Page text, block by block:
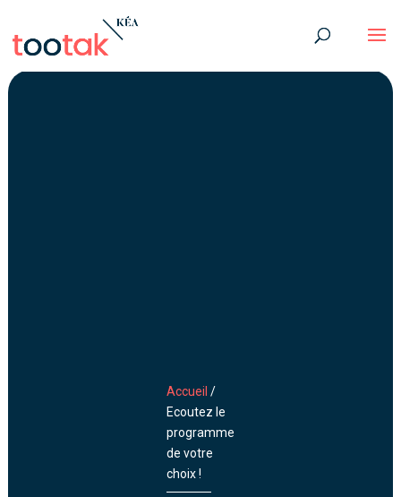
Accueil /
Ecoutez le
programme
de votre
choix !